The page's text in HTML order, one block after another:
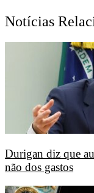
Notícias
Durigan diz que
não dos gastos